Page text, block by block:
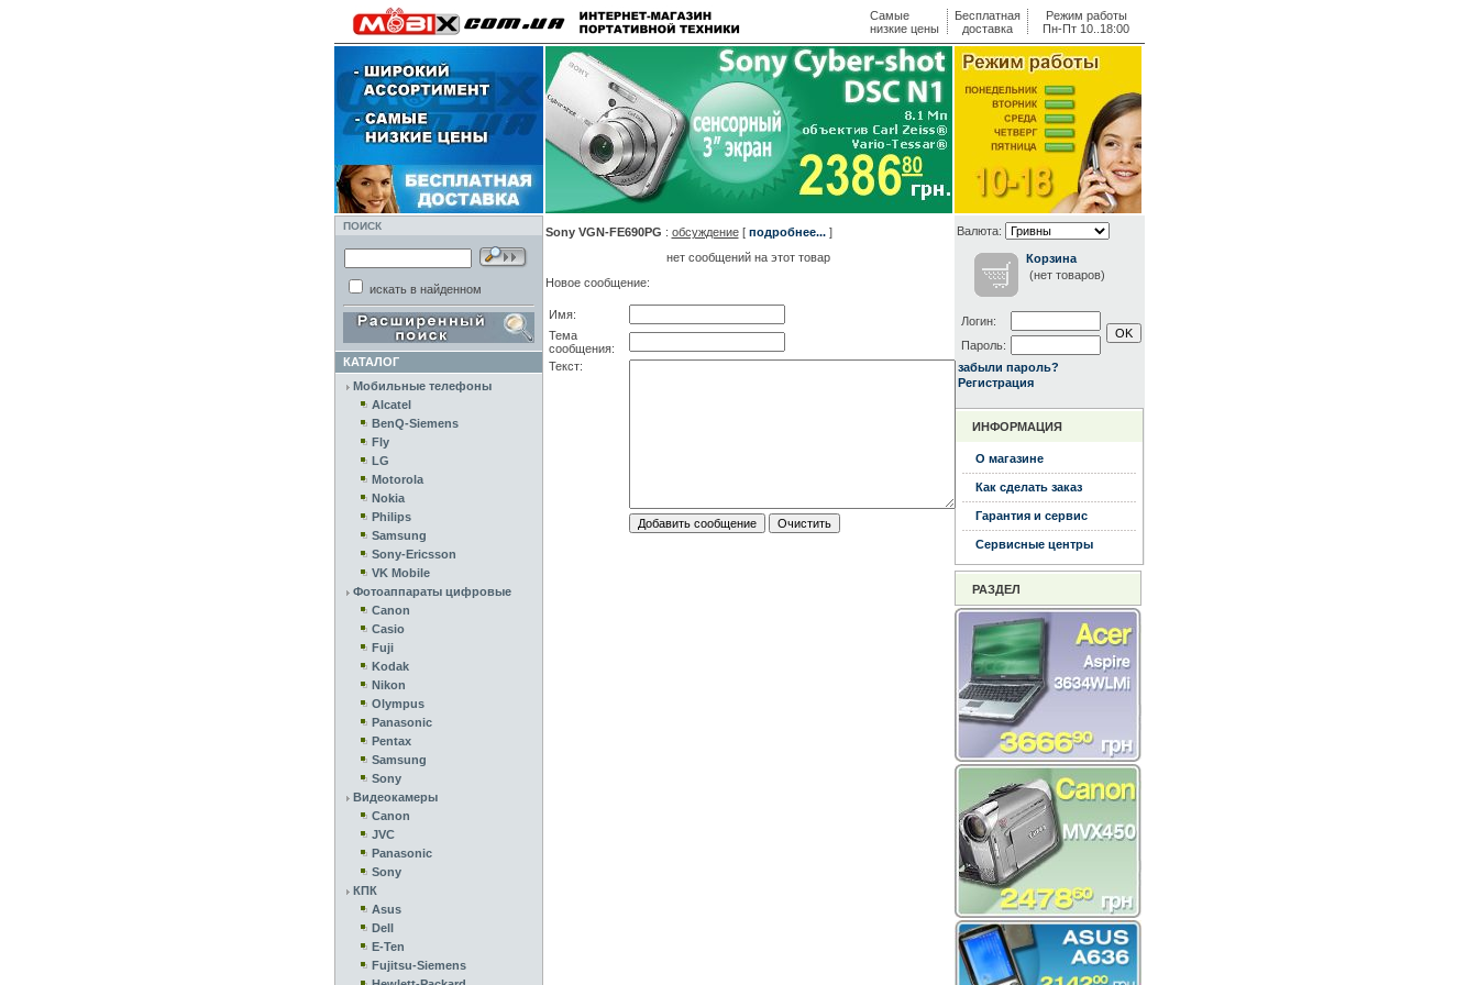
Самые
низкие цены
Бесплатная
доставка
Режим работы
Пн-Пт 10..18:00
ПОИСК
искать в найденном
КАТАЛОГ
Мобильные телефоны
Alcatel
BenQ-Siemens
Fly
LG
Motorola
Nokia
Philips
Samsung
Sony-Ericsson
VK Mobile
Фотоаппараты цифровые
Canon
Casio
Fuji
Kodak
Nikon
Olympus
Panasonic
Pentax
Samsung
Sony
Видеокамеры
Canon
JVC
Panasonic
Sony
КПК
Asus
Dell
E-Ten
Fujitsu-Siemens
Sony VGN-FE690PG : обсуждение[ подробнее...]
нет сообщений на этот товар
Новое сообщение:
Имя:
Тема
сообщения:
Текст:
Валюта:
Корзина
(нет товаров)
Логин:
Пароль:
забыли пароль?
Регистрация
ИНФОРМАЦИЯ
О магазине
Как сделать заказ
Гарантия и сервис
Сервисные центры
РАЗДЕЛ